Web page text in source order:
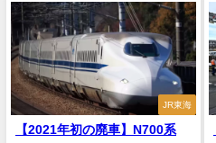
JR東海
【2021年初の廃車】N700系